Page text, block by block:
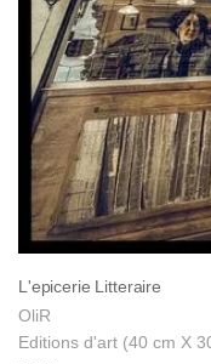
L'epicerie Litteraire
OliR
Editions d'art (40 cm X